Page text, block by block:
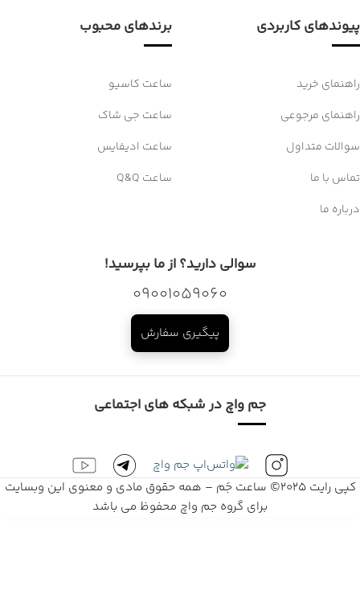
پیوندهای کاربردی
راهنمای خرید
راهنمای مرجوعی
سوالات متداول
تماس با ما
درباره ما
برندهای محبوب
ساعت کاسیو
ساعت جی شاک
ساعت ادیفایس
ساعت Q&Q
سوالی دارید؟ از ما بپرسید!
09001059060
پیگیری سفارش
جم واچ در شبکه های اجتماعی
کپی رایت 2025© ساعت جَم – همه حقوق مادی و معنوی این وبسایت
برای گروه جم واچ محفوظ می باشد